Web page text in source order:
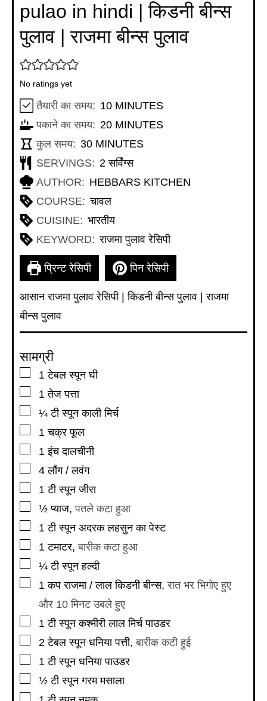
pulao in hindi | किडनी बीन्स
पुलाव | राजमा बीन्स पुलाव
No ratings yet
तैयारी का समय: 10MINUTES
MINUTES
पकाने का समय: 20MINUTES
MINUTES
कुल समय: 30MINUTES
MINUTES
SERVINGS: 2 सर्विंग्स
AUTHOR: HEBBARS KITCHEN
COURSE: चावल
CUISINE: भारतीय
KEYWORD: राजमा पुलाव रेसिपी
प्रिन्ट रेसिपी पिन रेसिपी
आसान राजमा पुलाव रेसिपी | किडनी बीन्स पुलाव | राजमा
बीन्स पुलाव
सामग्री
▢
1 टेबल स्पून घी
▢
1 तेज पत्ता
▢
¼ टी स्पून काली मिर्च
▢
1 चक्र फूल
▢
1 इंच दालचीनी
▢
4 लौंग / लवंग
▢
1 टी स्पून जीरा
▢
½ प्याज,पतले कटा हुआ
▢
1 टी स्पून अदरक लहसुन का पेस्ट
▢
1 टमाटर,बारीक कटा हुआ
▢
¼ टी स्पून हल्दी
▢
1 कप राजमा / लाल किडनी बीन्स,रात भर भिगोए हुए
और 10 मिनट उबले हुए
▢
1 टी स्पून कश्मीरी लाल मिर्च पाउडर
▢
2 टेबल स्पून धनिया पत्ती,बारीक कटी हुई
▢
1 टी स्पून धनिया पाउडर
▢
½ टी स्पून गरम मसाला
▢